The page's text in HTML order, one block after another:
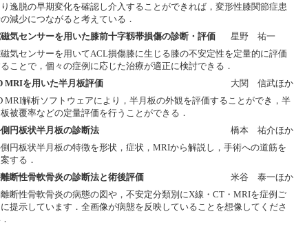
逸脱の早期変化を確認し介入することができれば，変形性膝関節症患
減少につながると考えている．
気センサーを用いた膝前十字靱帯損傷の診断・評価
星野 祐一
気センサーを用いてACL損傷膝に生じる膝の不安定性を定量的に評価
ことで，個々の症例に応じた治療が適正に検討できる．
MRIを用いた半月板評価
大関 信武ほか
MRI解析ソフトウェアにより，半月板の外観を評価することができ，半
被覆率などの定量評価を行うことができる．
円板状半月板の診断法
橋本 祐介ほか
円板状半月板の特徴を形状，症状，MRIから解説し，手術への道筋を
する．
断性骨軟骨炎の診断法と術後評価
米谷 泰一ほか
断性骨軟骨炎の病態の図や，不安定分類別にX線・CT・MRIを症例ご
提示しています．全画像が病態を反映していることを想像してくださ